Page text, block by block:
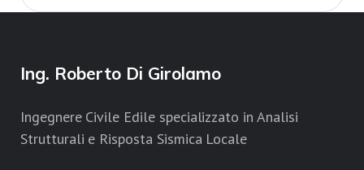
Ing. Roberto Di Girolamo
Ingegnere Civile Edile specializzato in Analisi
Strutturali e Risposta Sismica Locale